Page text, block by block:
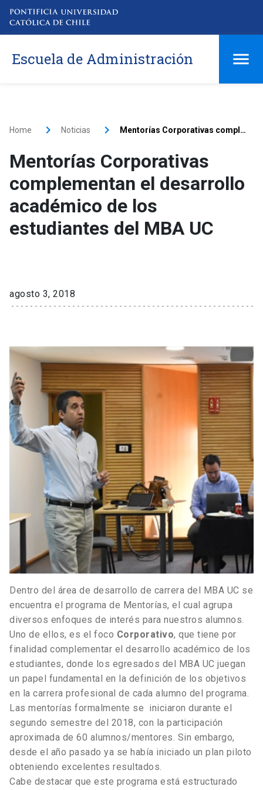
Escuela de Administración
Home Noticias Mentorías Corporativas complementan el desarrollo académico de los estudiantes del MBA UC
Mentorías Corporativas
complementan el desarrollo
académico de los
estudiantes del MBA UC
agosto 3, 2018
Dentro del área de desarrollo de carrera del MBA UC se
encuentra el programa de Mentorías, el cual agrupa
diversos enfoques de interés para nuestros alumnos.
Uno de ellos, es el foco Corporativo, que tiene por
finalidad complementar el desarrollo académico de los
estudiantes, donde los egresados del MBA UC juegan
un papel fundamental en la definición de los objetivos
en la carrera profesional de cada alumno del programa.
Las mentorías formalmente se iniciaron durante el
segundo semestre del 2018, con la participación
aproximada de 60 alumnos/mentores. Sin embargo,
desde el año pasado ya se había iniciado un plan piloto
obteniendo excelentes resultados.
Cabe destacar que este programa está estructurado